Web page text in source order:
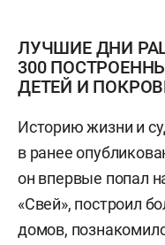
ЛУЧШИЕ ДНИ
300
ДЕТЕЙ И
Историю жизни и
в ранее
он впервые попал
«Свей», построил
домов,